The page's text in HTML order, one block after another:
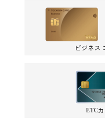
ビジネス
ETC